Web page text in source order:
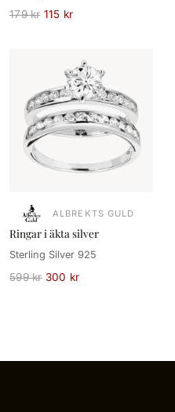
179 kr 115 kr
ALBREKTS GULD
Ringar i äkta silver
Sterling Silver 925
599 kr 300 kr